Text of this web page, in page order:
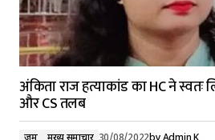
अंकिता राज हत्याकांड का HC ने स्वतः
और CS तलब